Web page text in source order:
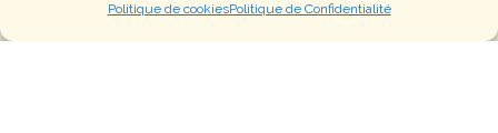
Politique de cookiesPolitique de Confidentialité